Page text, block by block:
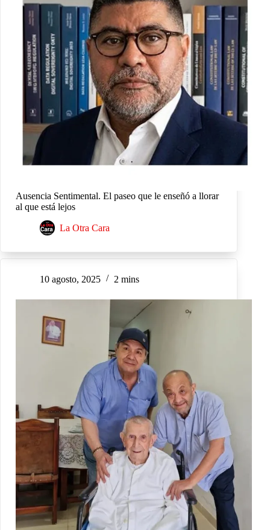
Ausencia Sentimental. El paseo que le enseñó a llorar
al que está lejos
La Otra Cara
10 agosto, 2025 2 mins